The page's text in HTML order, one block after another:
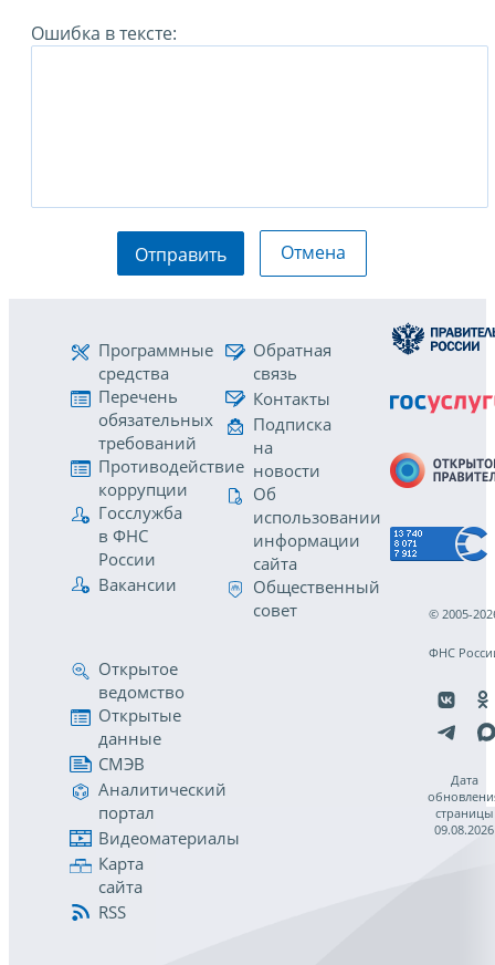
Ошибка в тексте:
Отправить Отмена
Программные
средства
Перечень
обязательных
требований
Противодействие
коррупции
Госслужба
в ФНС
России
Вакансии
Обратная
связь
Контакты
Подписка
на
новости
Об
использовании
информации
сайта
Общественный
совет
Открытое
ведомство
Открытые
данные
СМЭВ
Аналитический
портал
Видеоматериалы
Карта
сайта
RSS
© 2005-
ФНС
Дата
страницы
09.08.2026